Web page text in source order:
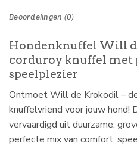
Beoordelingen (0)
Hondenknuffel Will
corduroy knuffel met
speelplezier
Ontmoet Will de Krokodil –
knuffelvriend voor jouw hond!
vervaardigd uit duurzame,
perfecte mix van comfort,